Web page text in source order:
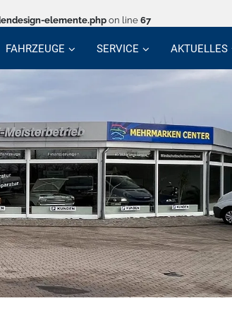
elemente.php on line 67
FAHRZEUGE SERVICE AKTUELLES